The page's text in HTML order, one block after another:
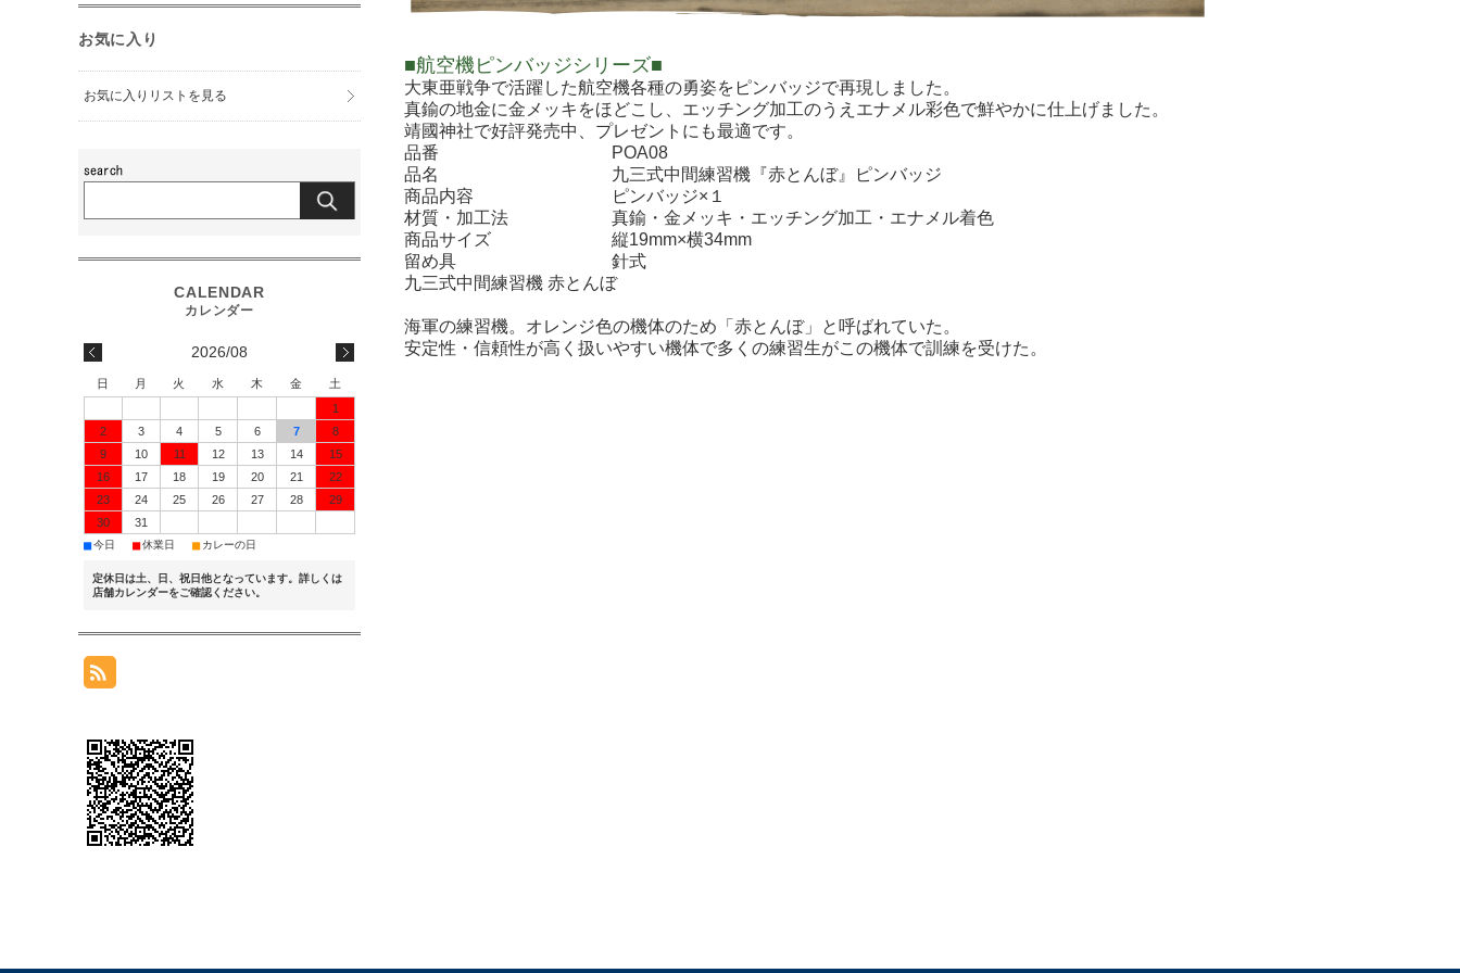
■航空機ピンバッジシリーズ■
大東亜戦争で活躍した航空機各種の勇姿をピンバッジで再現しました。
真鍮の地金に金メッキをほどこし、エッチング加工のうえエナメル彩色で鮮やかに仕上げました。
靖國神社で好評発売中、プレゼントにも最適です。
品番
POA08
品名
九三式中間練習機『赤とんぼ』ピンバッジ
商品内容
ピンバッジ×１
材質・加工法
真鍮・金メッキ・エッチング加工・エナメル着色
商品サイズ
縦19mm×横34mm
留め具
針式
九三式中間練習機 赤とんぼ
海軍の練習機。オレンジ色の機体のため「赤とんぼ」と呼ばれていた。
安定性・信頼性が高く扱いやすい機体で多くの練習生がこの機体で訓練を受けた。
お気に入り
お気に入りリストを見る
2026/08
日 月 火 水 木 金
土
1
2
3 4 5 6 7
8
9
10 11 12 13 14
15
16
17 18 19 20 21
22
23
24 25 26 27 28
29
30
31
■今日 ■休業日 ■ カレーの日
定休日は土、日、祝日他となっています。詳しくは
店舗カレンダーをご確認ください。